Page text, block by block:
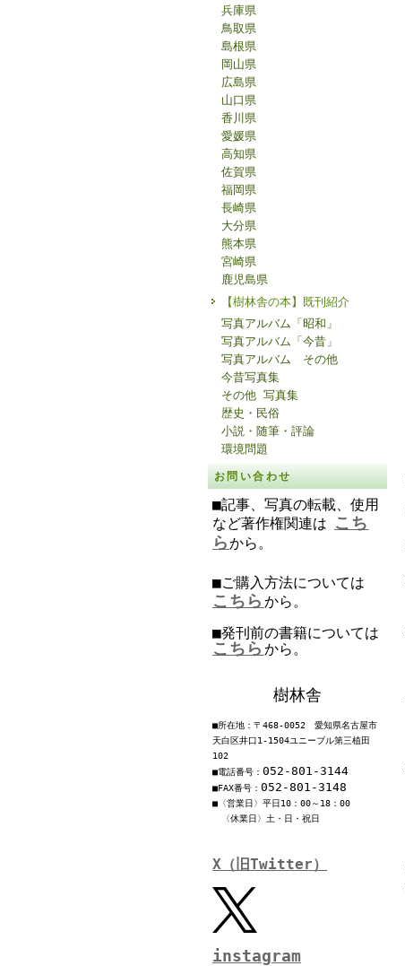
兵庫県
鳥取県
島根県
岡山県
広島県
山口県
香川県
愛媛県
高知県
佐賀県
福岡県
長崎県
大分県
熊本県
宮崎県
鹿児島県
【樹林舎の本】既刊紹介
写真アルバム「昭和」
写真アルバム「今昔」
写真アルバム その他
今昔写真集
その他 写真集
歴史・民俗
小説・随筆・評論
環境問題
お問い合わせ
■記事、写真の転載、使用
など著作権関連は こち
らから。
■ご購入方法については
こちら から。
■発刊前の書籍については
こちら から。
樹林舎
■所在地：〒468-0052 愛知県名古屋市
天白区井口1-1504ユニーブル第三植田
102
■電話番号： 052-801-3144
■FAX番号： 052-801-3148
■〈営業日〉平日10：00～18：00
〈休業日〉土・日・祝日
X（旧Twitter）
instagram